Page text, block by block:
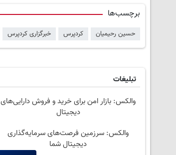
برچسب‌ها
حسین رحیمیان کردپرس خبرگزاری کردپرس
تبلیغات
والکس: بازار امن برای خرید و فروش دارایی‌های
دیجیتال
والکس: سرزمین فرصت‌های سرمایه‌گذاری
دیجیتال شما